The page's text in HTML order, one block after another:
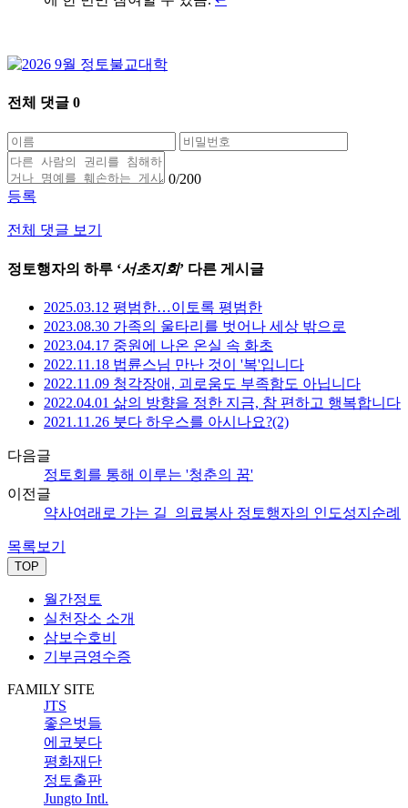
전체 댓글 0
0/200
등록
전체 댓글 보기
정토행자의 하루 ‘서초지회’ 다른 게시글
2025.03.12 평범한…이토록 평범한
2023.08.30 가족의 울타리를 벗어나 세상 밖으로
2023.04.17 중원에 나온 온실 속 화초
2022.11.18 법륜스님 만난 것이 '복'입니다
2022.11.09 청각장애, 괴로움도 부족함도 아닙니다
2022.04.01 삶의 방향을 정한 지금, 참 편하고 행복합니다
2021.11.26 붓다 하우스를 아시나요?(2)
다음글
정토회를 통해 이루는 '청춘의 꿈'
이전글
약사여래로 가는 길_의료봉사 정토행자의 인도성지순례
목록보기
TOP
월간정토
실천장소 소개
삼보수호비
기부금영수증
FAMILY SITE
JTS
좋은벗들
에코붓다
평화재단
정토출판
Jungto Intl.